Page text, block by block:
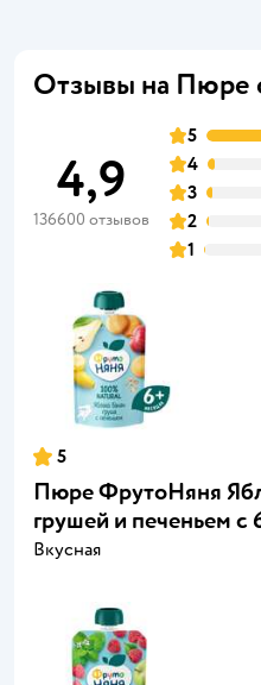
Отзывы на Пюре
4,9
136600 отзывов
5
4
3
2
1
5
Пюре ФрутоНяня
грушей и печеньем с
Вкусная